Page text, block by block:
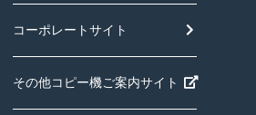
コーポレートサイト
その他コピー機ご案内サイト